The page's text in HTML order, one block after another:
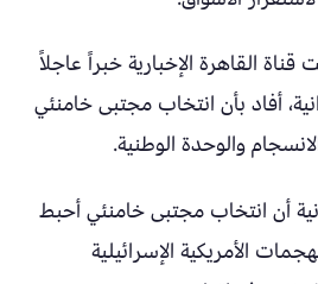
القاهرة الإخبارية خبراً عاجلاً
أفاد بأن انتخاب مجتبى خامنئي
والوحدة الوطنية.
أن انتخاب مجتبى خامنئي أحبط
الأمريكية الإسرائيلية